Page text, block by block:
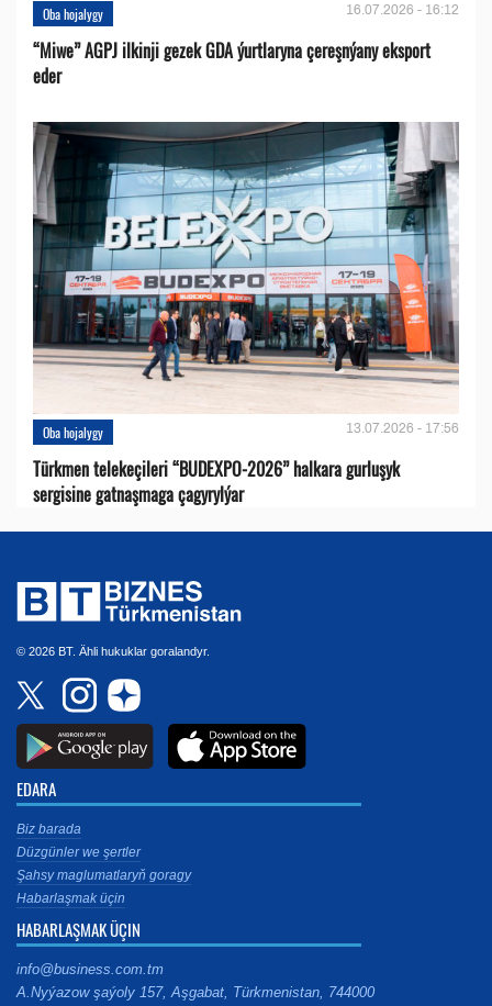
Oba hojalygy 16.07.2026 - 16:12
“Miwe” AGPJ ilkinji gezek GDA ýurtlaryna çereşnýany eksport
eder
Oba hojalygy 13.07.2026 - 17:56
Türkmen telekeçileri “BUDEXPO-2026” halkara gurluşyk
sergisine gatnaşmaga çagyrylýar
© 2026 BT. Ähli hukuklar goralandyr.
EDARA
Biz barada
Düzgünler we şertler
Şahsy maglumatlaryň goragy
Habarlaşmak üçin
HABARLAŞMAK ÜÇIN
info@business.com.tm
A.Nyýazow şaýoly 157, Aşgabat, Türkmenistan, 744000